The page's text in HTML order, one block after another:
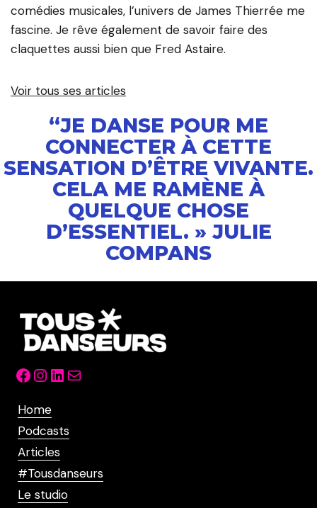
comédies musicales, l’univers de James Thierrée me
fascine. Je rêve également de savoir faire des
claquettes aussi bien que Fred Astaire.
Voir tous ses articles
“JE DANSE POUR ME
CONNECTER À CETTE
SENSATION D’ÊTRE VIVANTE.
CELA ME RAMÈNE À
QUELQUE CHOSE
D’ESSENTIEL. » JULIE
COMPANS
Facebook
Instagram
LinkedIn
Mail
Home
Podcasts
Articles
#Tousdanseurs
Le studio